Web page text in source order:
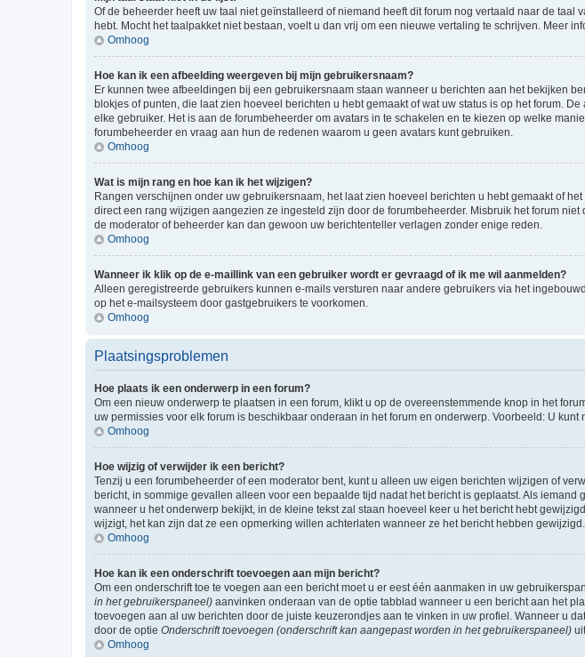
Of de beheerder heeft uw taal niet geïnstalleerd of niemand heeft dit forum nog vertaald naar de
hebt. Mocht het taalpakket niet bestaan, voelt u dan vrij om een nieuwe vertaling te schrijven. Meer
Omhoog
Hoe kan ik een afbeelding weergeven bij mijn gebruikersnaam?
Er kunnen twee afbeeldingen bij een gebruikersnaam staan wanneer u berichten aan het bekijken
blokjes of punten, die laat zien hoeveel berichten u hebt gemaakt of wat uw status is op het forum.
elke gebruiker. Het is aan de forumbeheerder om avatars in te schakelen en te kiezen op welke
forumbeheerder en vraag aan hun de redenen waarom u geen avatars kunt gebruiken.
Omhoog
Wat is mijn rang en hoe kan ik het wijzigen?
Rangen verschijnen onder uw gebruikersnaam, het laat zien hoeveel berichten u hebt gemaakt of
direct een rang wijzigen aangezien ze ingesteld zijn door de forumbeheerder. Misbruik het forum
de moderator of beheerder kan dan gewoon uw berichtenteller verlagen zonder enige reden.
Omhoog
Wanneer ik klik op de e-maillink van een gebruiker wordt er gevraagd of ik me wil aanmelden?
Alleen geregistreerde gebruikers kunnen e-mails versturen naar andere gebruikers via het
op het e-mailsysteem door gastgebruikers te voorkomen.
Omhoog
Plaatsingsproblemen
Hoe plaats ik een onderwerp in een forum?
Om een nieuw onderwerp te plaatsen in een forum, klikt u op de overeenstemmende knop in het
uw permissies voor elk forum is beschikbaar onderaan in het forum en onderwerp. Voorbeeld: U
Omhoog
Hoe wijzig of verwijder ik een bericht?
Tenzij u een forumbeheerder of een moderator bent, kunt u alleen uw eigen berichten wijzigen of
bericht, in sommige gevallen alleen voor een bepaalde tijd nadat het bericht is geplaatst. Als
wanneer u het onderwerp bekijkt, in de kleine tekst zal staan hoeveel keer u het bericht hebt
wijzigt, het kan zijn dat ze een opmerking willen achterlaten wanneer ze het bericht hebben
Omhoog
Hoe kan ik een onderschrift toevoegen aan mijn bericht?
Om een onderschrift toe te voegen aan een bericht moet u er eest één aanmaken in uw
in het gebruikerspaneel) aanvinken onderaan van de optie tabblad wanneer u een bericht aan het
toevoegen aan al uw berichten door de juiste keuzerondjes aan te vinken in uw profiel. Wanneer u
door de optie Onderschrift toevoegen (onderschrift kan aangepast worden in het gebruikerspaneel)
Omhoog